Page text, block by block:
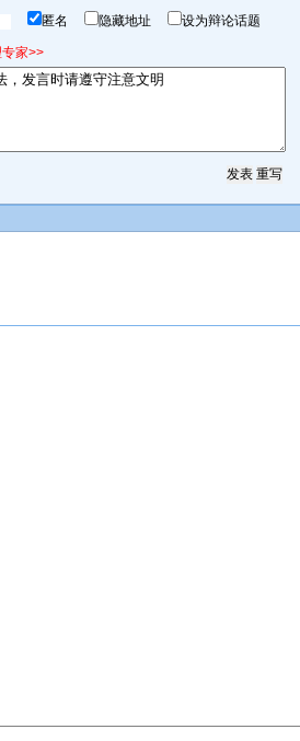
匿名 隐藏地址 设为辩论话题
家>>